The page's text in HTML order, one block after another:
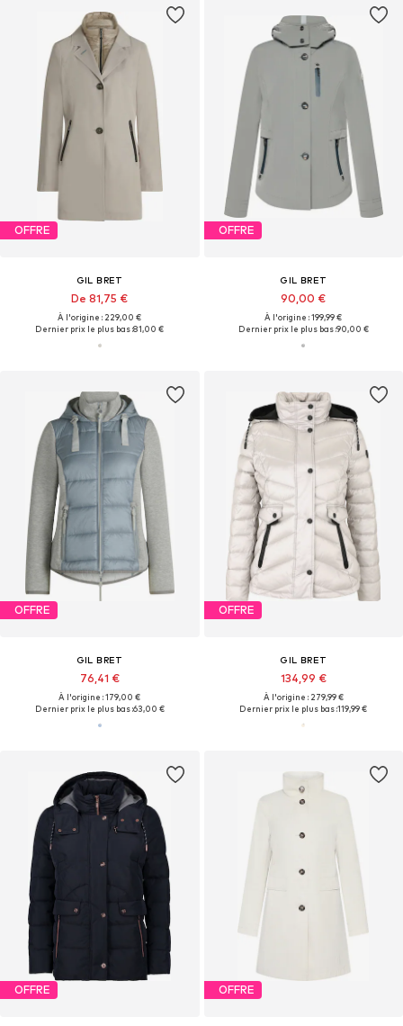
OFFRE
GIL BRET
De 81,75 €
À l'origine : 229,00 €
Dernier prix le plus bas :81,00 €
OFFRE
GIL BRET
90,00 €
À l'origine : 199,99 €
Dernier prix le plus bas :90,00 €
OFFRE
GIL BRET
76,41 €
À l'origine : 179,00 €
Dernier prix le plus bas :63,00 €
OFFRE
GIL BRET
134,99 €
À l'origine : 279,99 €
Dernier prix le plus bas :119,99 €
OFFRE OFFRE